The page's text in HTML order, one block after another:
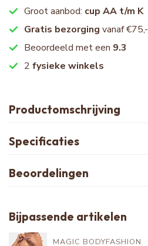
Groot aanbod: cup AA t/m K
Gratis bezorging vanaf €75,-
Beoordeeld met een 9.3
2 fysieke winkels
Productomschrijving
Specificaties
Beoordelingen
Bijpassende artikelen
MAGIC BODYFASHION